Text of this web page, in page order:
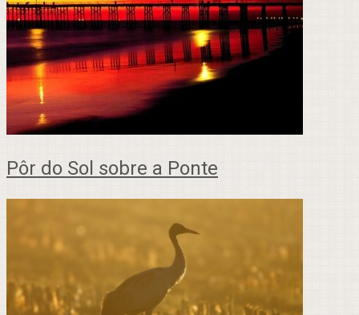
Pôr do Sol sobre a Ponte